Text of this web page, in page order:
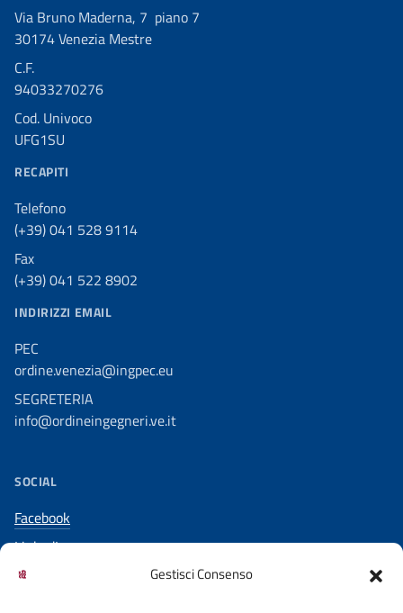
Gestisci Consenso
Via Bruno Maderna, 7 piano 7
30174 Venezia Mestre
C.F.
94033270276
Cod. Univoco
UFG1SU
RECAPITI
Telefono
(+39) 041 528 9114
Fax
(+39) 041 522 8902
INDIRIZZI EMAIL
PEC
ordine.venezia@ingpec.eu
SEGRETERIA
info@ordineingegneri.ve.it
SOCIAL
Facebook
LinkedIn
YouTube